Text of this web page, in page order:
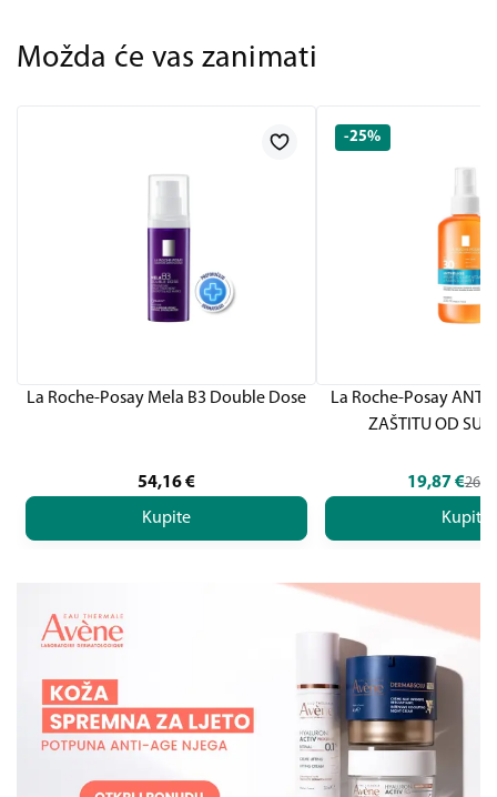
Možda će vas zanimati
La Roche-Posay Mela B3 Double Dose
54,16€
Kupite
-25%
La Roche-Posay
ZAŠTITU OD
19,87 €
Kupite